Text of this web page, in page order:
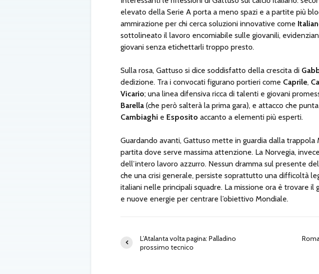
elevato della Serie A porta a meno spazi e a partite più
ammirazione per chi cerca soluzioni innovative come
sottolineato il lavoro encomiabile sulle giovanili,
giovani senza etichettarli troppo presto.
Sulla rosa, Gattuso si dice soddisfatto della crescita di
dedizione. Tra i convocati figurano portieri come Caprile,
Vicario; una linea difensiva ricca di talenti e giovani
Barella (che però salterà la prima gara), e attacco che
Cambiaghi e Esposito accanto a elementi più esperti.
Guardando avanti, Gattuso mette in guardia dalla trappola
partita dove serve massima attenzione. La Norvegia,
dell’intero lavoro azzurro. Nessun dramma sul presente
che una crisi generale, persiste soprattutto una difficoltà
italiani nelle principali squadre. La missione ora è trovare il
e nuove energie per centrare l’obiettivo Mondiale.
L’Atalanta volta pagina: Palladino
prossimo tecnico